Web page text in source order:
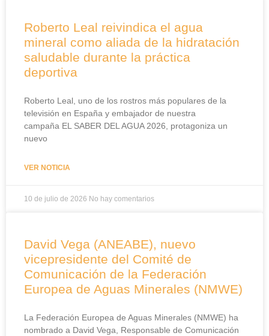
Roberto Leal reivindica el agua
mineral como aliada de la hidratación
saludable durante la práctica
deportiva
Roberto Leal, uno de los rostros más populares de la
televisión en España y embajador de nuestra
campaña EL SABER DEL AGUA 2026, protagoniza un
nuevo
VER NOTICIA
10 de julio de 2026 No hay comentarios
David Vega (ANEABE), nuevo
vicepresidente del Comité de
Comunicación de la Federación
Europea de Aguas Minerales (NMWE)
La Federación Europea de Aguas Minerales (NMWE) ha
nombrado a David Vega, Responsable de Comunicación